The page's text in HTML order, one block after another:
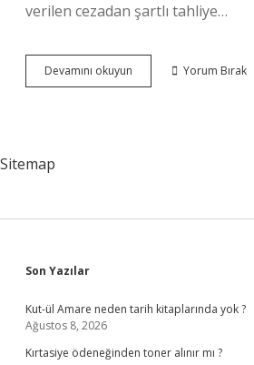
verilen cezadan şartlı tahliye…
Devamını okuyun Uyuşturucudan
15
Yorum Bırak
Sitemap
Sidebar
Son Yazılar
Kut-ül Amare neden tarih kitaplarında yok ?
Ağustos 8, 2026
Kırtasiye ödeneğinden toner alınır mı ?